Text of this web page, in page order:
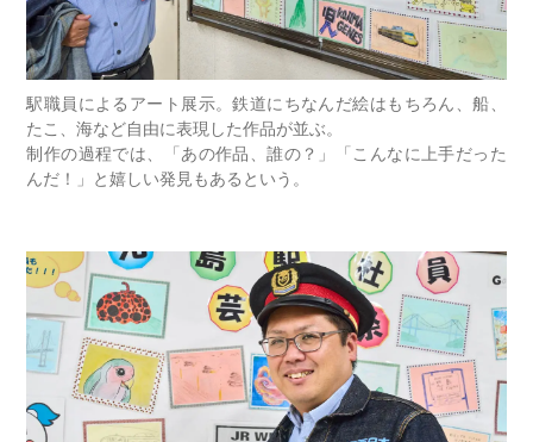
駅職員によるアート展示。鉄道にちなんだ絵はもちろん、船、
たこ、海など自由に表現した作品が並ぶ。
制作の過程では、「あの作品、誰の？」「こんなに上手だった
んだ！」と嬉しい発見もあるという。